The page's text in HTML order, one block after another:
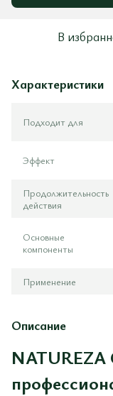
В
Характеристики
Подходит для
Эффект
Продолжительность
действия
Основные
компоненты
Применение
Описание